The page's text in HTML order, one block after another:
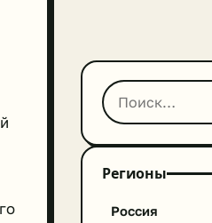
Регионы
Россия